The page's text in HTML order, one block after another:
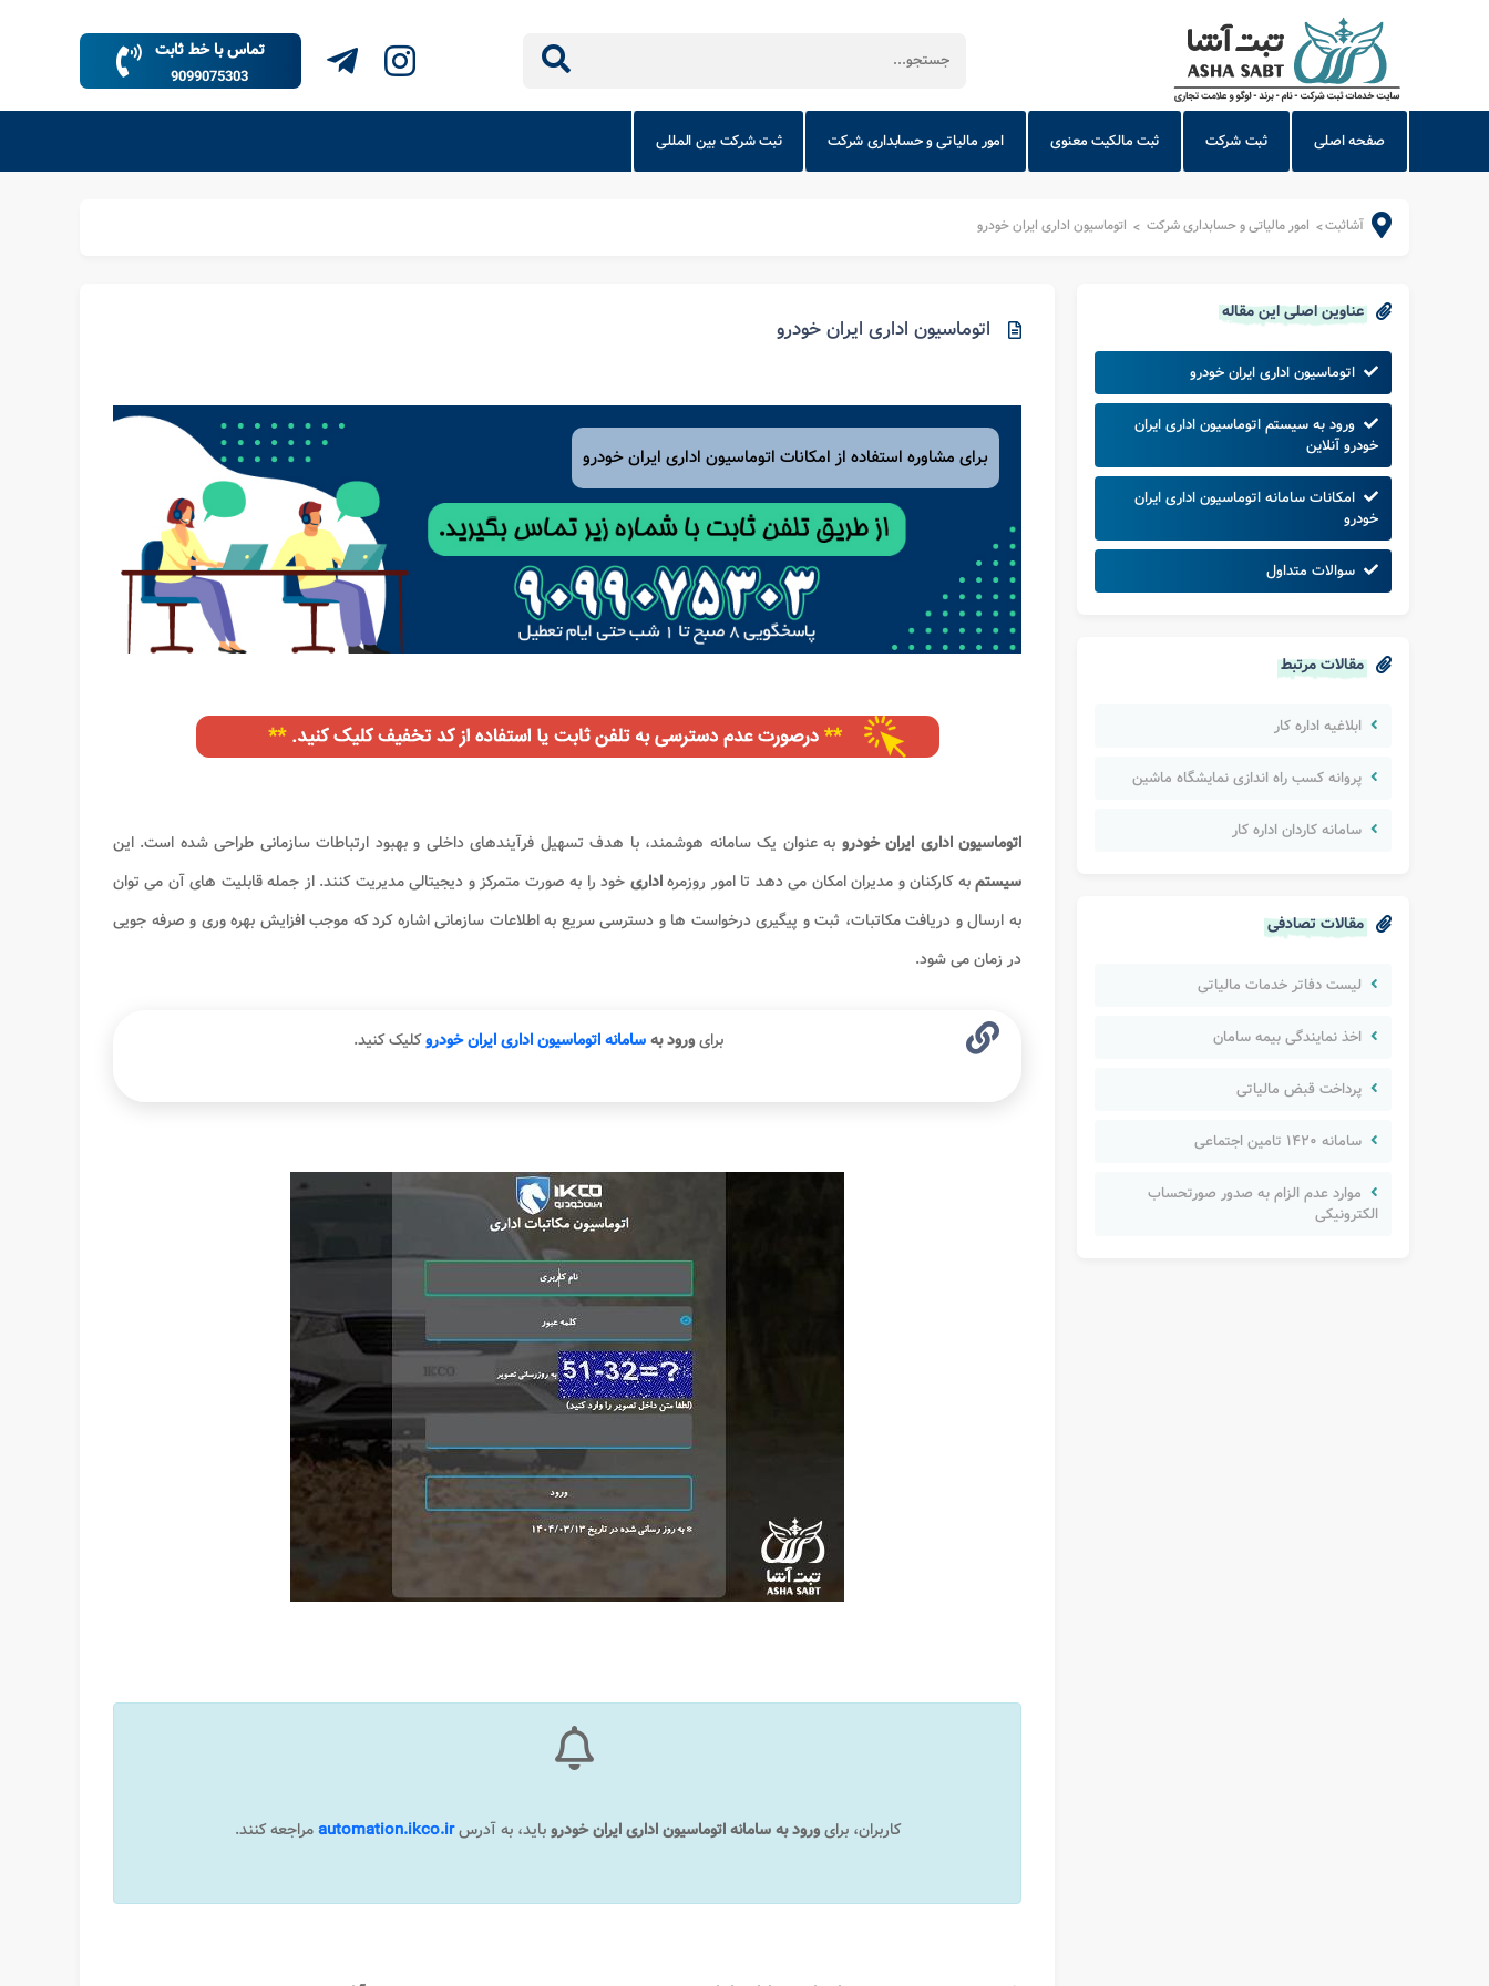
تماس با خط ثابت
9099075303
صفحه اصلی ثبت شرکت ثبت مالکیت معنوی امور مالیاتی و حسابداری شرکت ثبت شرکت بین المللی
آشاثبت> امور مالیاتی و حسابداری شرکت > اتوماسیون اداری ایران خودرو
عناوین اصلی این مقاله
اتوماسیون اداری ایران خودرو
ورود به سیستم اتوماسیون اداری ایران
خودرو آنلاین
امکانات سامانه اتوماسیون اداری ایران
خودرو
سوالات متداول
مقالات مرتبط
ابلاغیه اداره کار
پروانه کسب راه اندازی نمایشگاه ماشین
سامانه کاردان اداره کار
مقالات تصادفی
لیست دفاتر خدمات مالیاتی
اخذ نمایندگی بیمه سامان
پرداخت قبض مالیاتی
سامانه ۱۴۲۰ تامین اجتماعی
موارد عدم الزام به صدور صورتحساب
الکترونیکی
اتوماسیون اداری ایران خودرو
برای مشاوره استفاده از امکانات اتوماسیون اداری ایران خودرو
اتوماسیون اداری ایران خودرو به عنوان یک سامانه هوشمند، با هدف تسهیل فرآیندهای داخلی و بهبود ارتباطات سازمانی طراحی شده است. این
سیستمبه کارکنان و مدیران امکان می دهد تا امور روزمرهاداری خود را به صورت متمرکز و دیجیتالی مدیریت کنند. از جمله قابلیت های آن می توان
به ارسال و دریافت مکاتبات، ثبت و پیگیری درخواست ها و دسترسی سریع به اطلاعات سازمانی اشاره کرد که موجب افزایش بهره وری و صرفه جویی
در زمان می شود.
برایورود بهسامانه اتوماسیون اداری ایران خودرو​کلیک کنید.
کاربران، برایورود به سامانه اتوماسیون اداری ایران خودرو​باید، به آدرسautomation.ikco.ir مراجعه کنند.